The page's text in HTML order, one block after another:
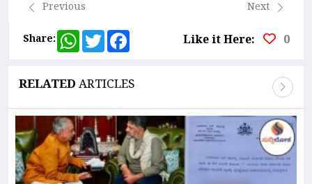
Previous
Next
Share:
WhatsApp
Twitter Like it Here: 0
RELATEDARTICLES